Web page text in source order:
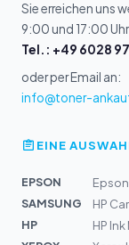
Sie erreichen uns
9:00 und 17:00
Tel.: +49 6028
oder per Email an:
info@toner-
EINE
EPSON
SAMSUNG
HP
HP